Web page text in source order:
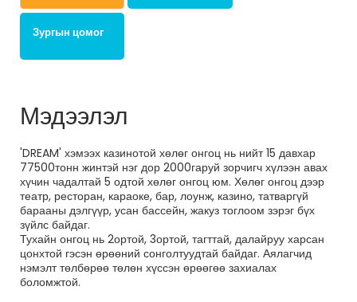
Зургын цомог
Мэдээлэл
'DREAM' хэмээх казинотой хөлөг онгоц нь нийт 15 давхар
77500тонн жинтэй нэг дор 2000гаруй зорчигч хүлээн авах
хүчин чадалтай 5 одтой хөлөг онгоц юм. Хөлөг онгоц дээр
театр, ресторан, караоке, бар, лоунж, казино, татваргүй
барааны дэлгүүр, усан бассейн, жакуз тоглоом зэрэг бүх
зүйлс байдаг.
Тухайн онгоц нь 2ортой, 3ортой, тагттай, далайруу харсан
цонхтой гэсэн өрөөний сонголтуудтай байдаг. Аялагчид
нэмэлт төлбөрөө төлөн хүссэн өрөөгөө захиалах
боломжтой.